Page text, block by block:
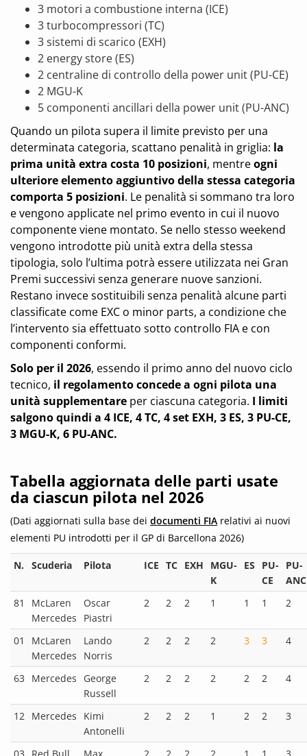
3 motori a combustione interna (ICE)
3 turbocompressori (TC)
3 sistemi di scarico (EXH)
2 energy store (ES)
2 centraline di controllo della power unit (PU-CE)
2 MGU-K
5 componenti ancillari della power unit (PU-ANC)
Quando un pilota supera il limite previsto per una
determinata categoria, scattano penalità in griglia: la
prima unità extra costa 10 posizioni, mentreogni
ulteriore elemento aggiuntivo della stessa categoria
comporta 5 posizioni. Le penalità si sommano tra loro
e vengono applicate nel primo evento in cui il nuovo
componente viene montato. Se nello stesso weekend
vengono introdotte più unità extra della stessa
tipologia, solo l’ultima potrà essere utilizzata nei Gran
Premi successivi senza generare nuove sanzioni.
Restano invece sostituibili senza penalità alcune parti
classificate come EXC o minor parts, a condizione che
l’intervento sia effettuato sotto controllo FIA e con
componenti conformi.
Solo per il 2026, essendo il primo anno del nuovo ciclo
tecnico, il regolamento concede a ogni pilota una
unità supplementare per ciascuna categoria. I limiti
salgono quindi a 4 ICE, 4 TC, 4 set EXH, 3 ES, 3 PU-CE,
3 MGU-K, 6 PU-ANC.
Tabella aggiornata delle parti usate
da ciascun pilota nel 2026
(Dati aggiornati sulla base dei documenti FIA relativi ai nuovi
elementi PU introdotti per il GP di Barcellona 2026)
N. Scuderia Pilota ICE TC EXH
MGU-
K
ES
PU-
CE
PU-
ANC
81
McLaren
Mercedes
Oscar
Piastri
2 2 2 1 1 1 2
01
McLaren
Mercedes
Lando
Norris
2 2 2 2 3 3 4
63 Mercedes
George
Russell
2 2 2 2 2 2 4
12 Mercedes
Kimi
Antonelli
2 2 2 1 2 2 3